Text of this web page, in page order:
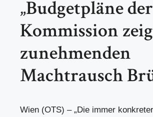
„Budgetpläne
Kommission
zunehmenden
Machtrausch
Wien (OTS) – „Die immer